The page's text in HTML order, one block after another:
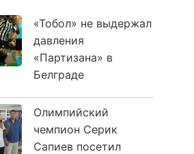
«Тобол» не выдержал
давления
«Партизана» в
Белграде
Олимпийский
чемпион Серик
Сапиев посетил